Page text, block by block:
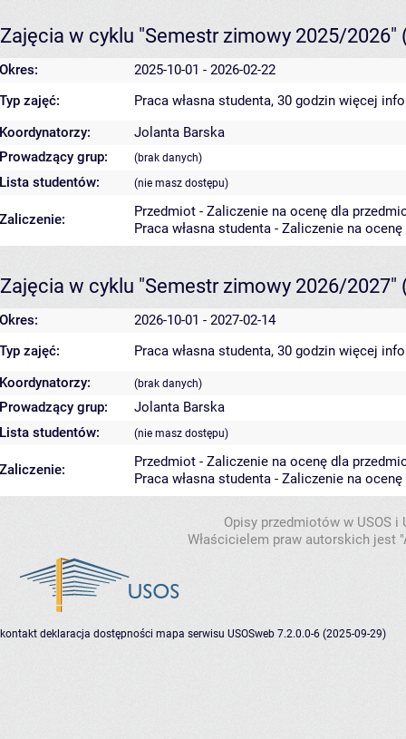
Zajęcia w cyklu "Semestr zimowy 2025/2026"
Okres:
2025-10-01 - 2026-02-22
Typ zajęć:
Praca własna studenta, 30 godzin więcej
Koordynatorzy:
Jolanta Barska
Prowadzący grup:
(brak danych)
Lista studentów: (nie masz dostępu)
Zaliczenie:
Przedmiot - Zaliczenie na ocenę dla
Praca własna studenta - Zaliczenie na ocenę
Zajęcia w cyklu "Semestr zimowy 2026/2027"
Okres:
2026-10-01 - 2027-02-14
Typ zajęć:
Praca własna studenta, 30 godzin więcej
Koordynatorzy:
(brak danych)
Prowadzący grup:
Jolanta Barska
Lista studentów:
(nie masz dostępu)
Zaliczenie:
Przedmiot - Zaliczenie na ocenę dla
Praca własna studenta - Zaliczenie na ocenę
Opisy przedmiotów w USOS
Właścicielem praw autorskich jest
kontakt deklaracja dostępności mapa serwisu USOSweb 7.2.0.0-6 (2025-09-29)